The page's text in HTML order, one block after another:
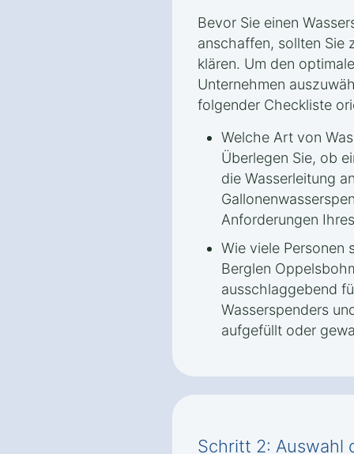
Bevor Sie einen
anschaffen, sollten Sie
klären. Um den
Unternehmen
folgender Checkliste
Welche Art von
Überlegen Sie, ob
die Wasserleitung
Anforderungen
Wie viele Personen
Berglen
ausschlaggebend
Wasserspenders
aufgefüllt oder
Schritt 2: Auswahl